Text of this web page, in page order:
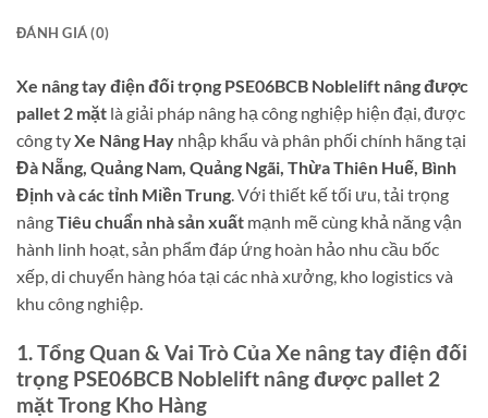
ĐÁNH GIÁ (0)
Xe nâng tay điện đối trọng PSE06BCB Noblelift nâng được
pallet 2 mặt là giải pháp nâng hạ công nghiệp hiện đại, được
công tyXe Nâng Hay nhập khẩu và phân phối chính hãng tại
Đà Nẵng, Quảng Nam, Quảng Ngãi, Thừa Thiên Huế, Bình
Định và các tỉnh Miền Trung. Với thiết kế tối ưu, tải trọng
nângTiêu chuẩn nhà sản xuất mạnh mẽ cùng khả năng vận
hành linh hoạt, sản phẩm đáp ứng hoàn hảo nhu cầu bốc
xếp, di chuyển hàng hóa tại các nhà xưởng, kho logistics và
khu công nghiệp.
1. Tổng Quan & Vai Trò Của Xe nâng tay điện đối
trọng PSE06BCB Noblelift nâng được pallet 2
mặt Trong Kho Hàng